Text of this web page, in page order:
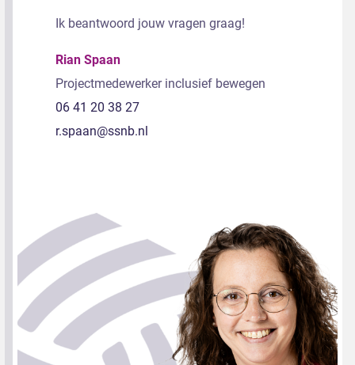
Ik beantwoord jouw vragen graag!
Rian Spaan
Projectmedewerker inclusief bewegen
06 41 20 38 27
r.spaan@ssnb.nl